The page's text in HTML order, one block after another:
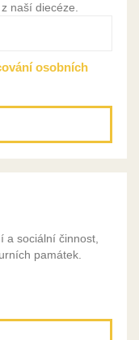
naší diecéze.
osobních
a sociální činnost,
památek.